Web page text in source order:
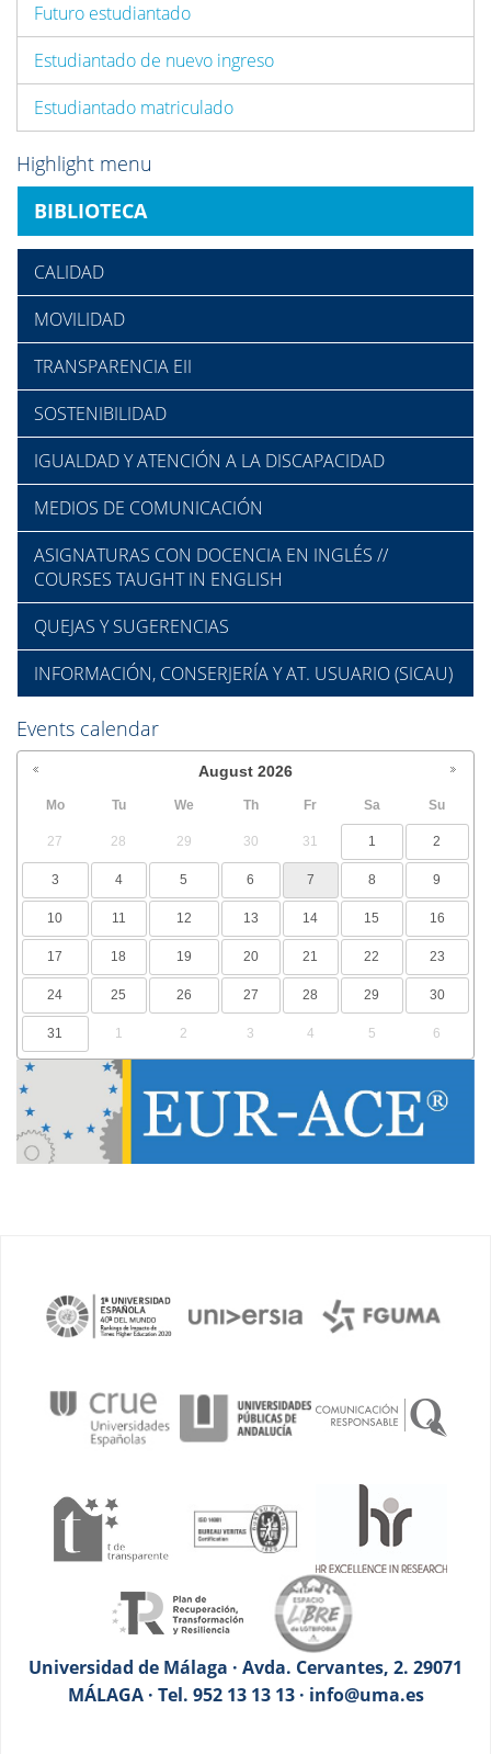
Futuro estudiantado
Estudiantado de nuevo ingreso
Estudiantado matriculado
Highlight menu
BIBLIOTECA
CALIDAD
MOVILIDAD
TRANSPARENCIA EII
SOSTENIBILIDAD
IGUALDAD Y ATENCIÓN A LA DISCAPACIDAD
MEDIOS DE COMUNICACIÓN
ASIGNATURAS CON DOCENCIA EN INGLÉS //
COURSES TAUGHT IN ENGLISH
QUEJAS Y SUGERENCIAS
INFORMACIÓN, CONSERJERÍA Y AT. USUARIO (SICAU)
Events calendar
August 2026
Mo Tu We Th Fr Sa Su
27 28 29 30 31 1 2
3 4 5 6 7 8 9
10 11 12 13 14 15 16
17 18 19 20 21 22 23
24 25 26 27 28 29 30
31 1 2 3 4 5 6
Universidad de Málaga · Avda. Cervantes, 2. 29071
MÁLAGA · Tel. 952 13 13 13 · info@uma.es